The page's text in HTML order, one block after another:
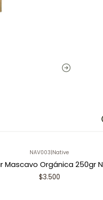
NAV003|Native
Mascavo Orgánica 250gr
$3.500